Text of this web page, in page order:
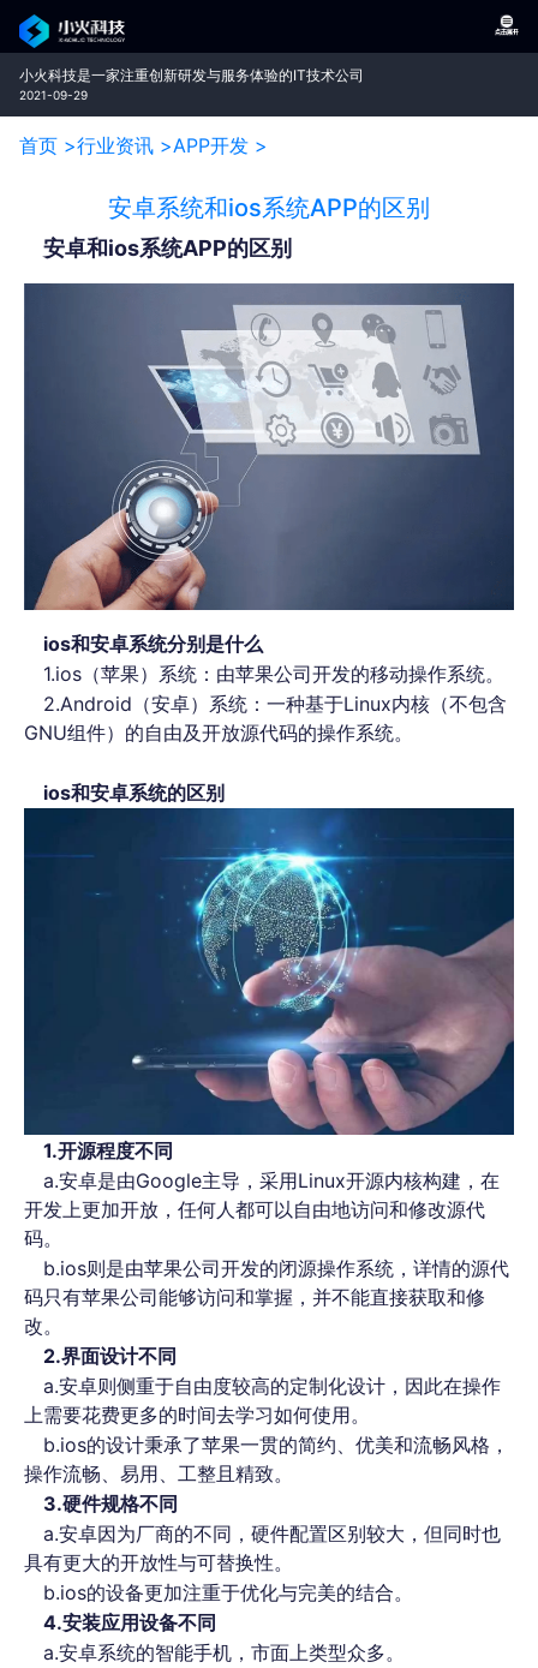
小火科技是一家注重创新研发与服务体验的IT技术公司
2021-09-29
首页 >行业资讯 >APP开发 >
安卓系统和ios系统APP的区别
安卓和ios系统APP的区别
ios和安卓系统分别是什么
1.ios（苹果）系统：由苹果公司开发的移动操作系统。
2.Android（安卓）系统：一种基于Linux内核（不包含
GNU组件）的自由及开放源代码的操作系统。
ios和安卓系统的区别
1.开源程度不同
a.安卓是由Google主导，采用Linux开源内核构建，在
开发上更加开放，任何人都可以自由地访问和修改源代
码。
b.ios则是由苹果公司开发的闭源操作系统，详情的源代
码只有苹果公司能够访问和掌握，并不能直接获取和修
改。
2.界面设计不同
a.安卓则侧重于自由度较高的定制化设计，因此在操作
上需要花费更多的时间去学习如何使用。
b.ios的设计秉承了苹果一贯的简约、优美和流畅风格，
操作流畅、易用、工整且精致。
3.硬件规格不同
a.安卓因为厂商的不同，硬件配置区别较大，但同时也
具有更大的开放性与可替换性。
b.ios的设备更加注重于优化与完美的结合。
4.安装应用设备不同
a.安卓系统的智能手机，市面上类型众多。